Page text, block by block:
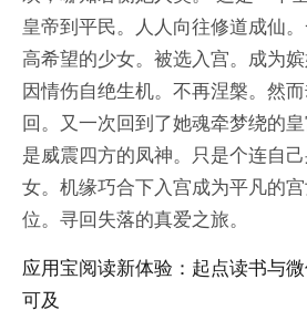
皇帝到平民。人人向往修道成仙
高希望的少女。被选入宫。成为
因情伤自绝生机。不再涅槃。然
回。又一次回到了她魂牵梦绕的
是威震四方的凤神。只是个连自
女。机缘巧合下入宫成为平凡的
位。寻回失落的真爱之旅。
应用宝阅读新体验：起点读书与
可及